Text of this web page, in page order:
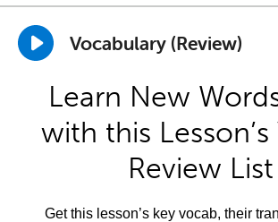
Vocabulary (Review)
Learn New
with this
Review List
Get this lesson’s key vocab, their